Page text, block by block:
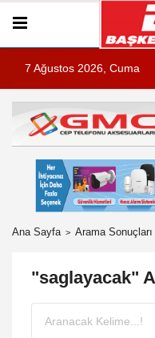
7 Ağustos 2026, Cuma
Ana Sayfa Arama Sonuçları
"saglayacak"